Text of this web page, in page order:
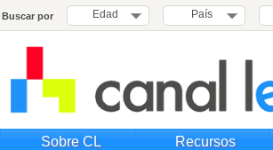
Buscar por Edad País
Sobre CL Recursos